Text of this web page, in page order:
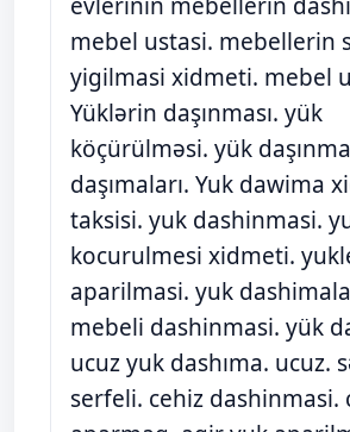
mebel ustasi. mebellerin
yigilmasi xidmeti. mebel
Yüklərin daşınması. yük
köçürülməsi. yük
daşımaları. Yuk dawima
taksisi. yuk dashinmasi.
kocurulmesi xidmeti.
aparilmasi. yuk
mebeli dashinmasi. yük
ucuz yuk dashıma. ucuz.
serfeli. cehiz dashinmasi.